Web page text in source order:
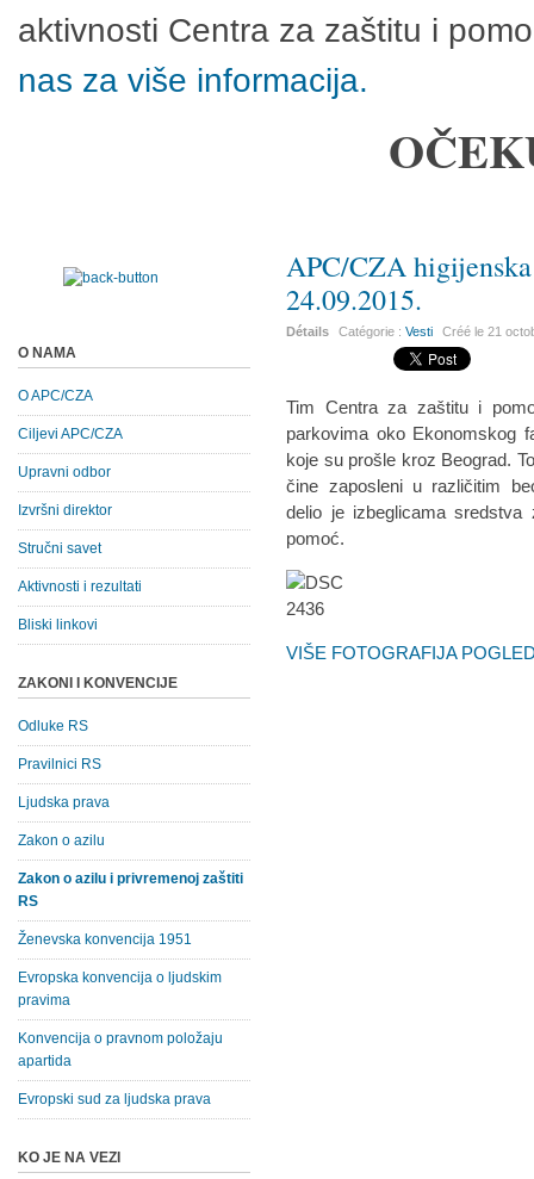
aktivnosti Centra za zaštitu i
nas za više informacija.
APC/CZA
24.09.2015.
Détails Catégorie :Vesti Créé le21
Tim Centra za zaštitu i
parkovima oko Ekonomskog
koje su prošle kroz Beograd.
čine zaposleni u različitim
delio je izbeglicama sredstva
pomoć.
VIŠE FOTOGRAFIJA
O NAMA
O APC/CZA
Ciljevi APC/CZA
Upravni odbor
Izvršni direktor
Stručni savet
Aktivnosti i rezultati
Bliski linkovi
ZAKONI I KONVENCIJE
Odluke RS
Pravilnici RS
Ljudska prava
Zakon o azilu
Zakon o azilu i privremenoj zaštiti
RS
Ženevska konvencija 1951
Evropska konvencija o ljudskim
pravima
Konvencija o pravnom položaju
apartida
Evropski sud za ljudska prava
KO JE NA VEZI